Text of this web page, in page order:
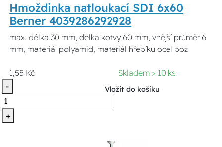
Hmoždinka natloukací SDI 6x60
Berner 4039286292928
max. délka 30 mm, délka kotvy 60 mm, vnější průměr 6
mm, materiál polyamid, materiál hřebíku ocel poz
1,55 Kč
Skladem > 10 ks
-
+
Vložit do košíku